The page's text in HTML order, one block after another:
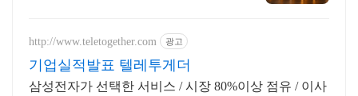
http://www.teletogether.com 광고
기업실적발표 텔레투게더
삼성전자가 선택한 서비스 / 시장 80%이상 점유 / 이사